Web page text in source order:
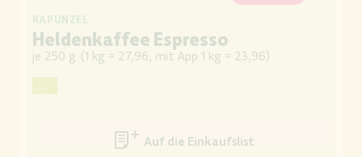
RAPUNZEL
Heldenkaffee Espresso
je 250 g (1 kg = 27,96, mit App 1 kg = 23,96)
Auf die Einkaufsliste